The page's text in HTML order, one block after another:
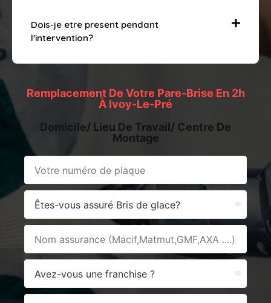
Dois-je etre present pendant
l'intervention?
Remplacement De Votre Pare-Brise En 2h
À Ivoy-Le-Pré
Domicile/ Lieu De Travail/ Centre De
Montage